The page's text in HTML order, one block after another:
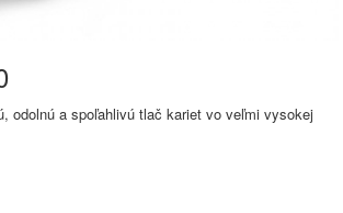
odolnú a spoľahlivú tlač kariet vo veľmi vysokej